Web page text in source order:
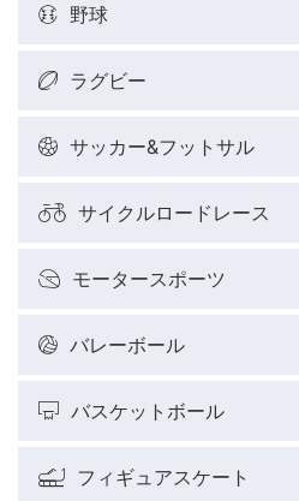
野球
ラグビー
サッカー&フットサル
サイクルロードレース
モータースポーツ
バレーボール
バスケットボール
フィギュアスケート